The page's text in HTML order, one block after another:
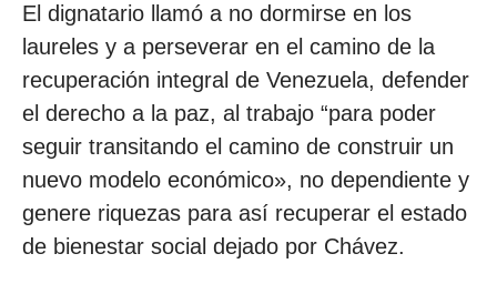
El dignatario llamó a no dormirse en los
laureles y a perseverar en el camino de la
recuperación integral de Venezuela, defender
el derecho a la paz, al trabajo “para poder
seguir transitando el camino de construir un
nuevo modelo económico», no dependiente y
genere riquezas para así recuperar el estado
de bienestar social dejado por Chávez.